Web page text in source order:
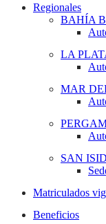
Regionales
BAHÍA
LA
MAR
SAN
Matriculados
Beneficios